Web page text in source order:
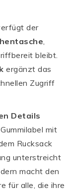
der
bleibt.
ergänzt das
Zugriff
Details
mit
Rucksack
unterstreicht
macht den
für alle, die ihre